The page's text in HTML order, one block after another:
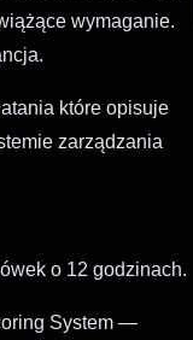
wymaganie.
które opisuje
zarządzania
o 12 godzinach.
System —